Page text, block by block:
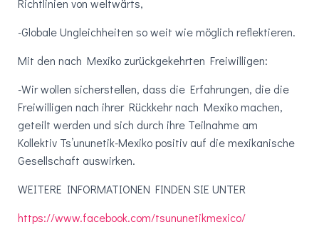
Richtlinien von weltwärts,
-Globale Ungleichheiten so weit wie möglich reflektieren.
Mit den nach Mexiko zurückgekehrten Freiwilligen:
-Wir wollen sicherstellen, dass die Erfahrungen, die die
Freiwilligen nach ihrer Rückkehr nach Mexiko machen,
geteilt werden und sich durch ihre Teilnahme am
Kollektiv Ts’ununetik-Mexiko positiv auf die mexikanische
Gesellschaft auswirken.
WEITERE INFORMATIONEN FINDEN SIE UNTER
https://www.facebook.com/tsununetikmexico/